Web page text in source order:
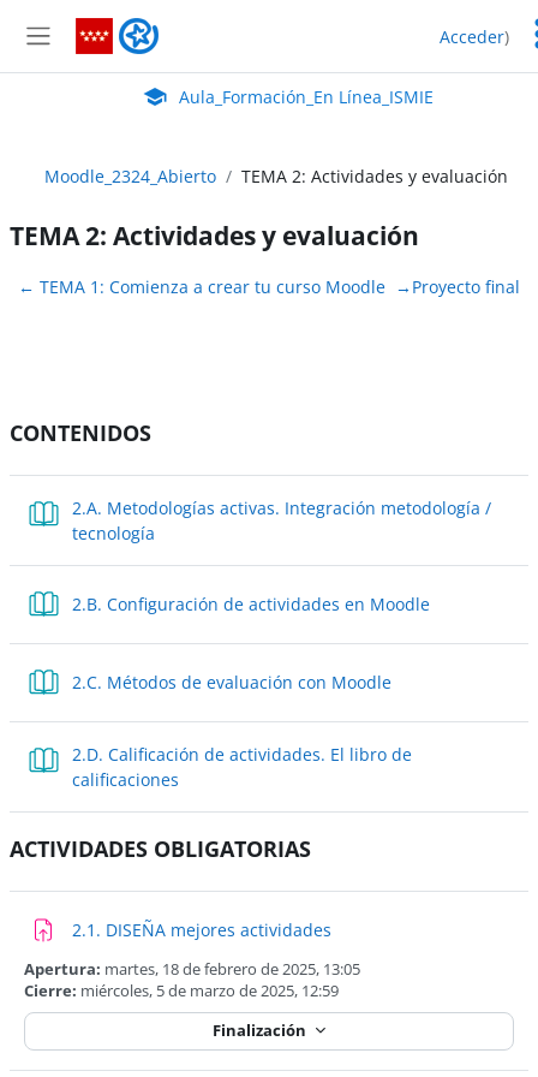
Panel lateral
Aula_Formación_En Línea_ISMIE Acceder)
Aula Virtual de EducaMadrid:
Aula_Formación_En Línea_ISMIE
Moodle_2324_Abierto TEMA 2: Actividades y evaluación
TEMA 2: Actividades y evaluación
Perfilado de sección
← TEMA 1: Comienza a crear tu curso Moodle → Proyecto final
CONTENIDOS
2.A. Metodologías activas. Integración metodología /
tecnología
2.B. Configuración de actividades en MoodleLibro
2.C. Métodos de evaluación con MoodleLibro
2.D. Calificación de actividades. El libro de
calificaciones
ACTIVIDADES OBLIGATORIAS
2.1. DISEÑA mejores actividades
Apertura: martes, 18 de febrero de 2025, 13:05
Cierre: miércoles, 5 de marzo de 2025, 12:59
Finalización